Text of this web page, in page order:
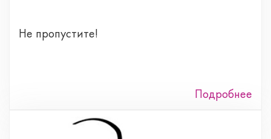
Не пропустите!
Подробнее